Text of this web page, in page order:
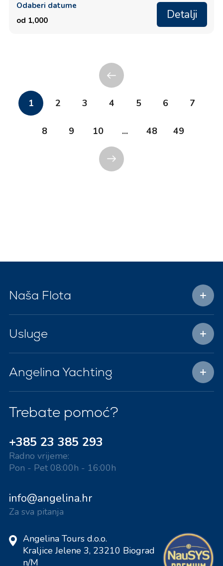
Odaberi datume
od 1,000
Detalji
1 2 3 4 5 6 7
8 9 10 ... 48 49
Naša Flota
Usluge
Angelina Yachting
Trebate pomoć?
+385 23 385 293
Radno vrijeme:
Pon - Pet 08:00h - 16:00h
info@angelina.hr
Za sva pitanja
Angelina Tours d.o.o.
Kraljice Jelene 3, 23210 Biograd
n/M